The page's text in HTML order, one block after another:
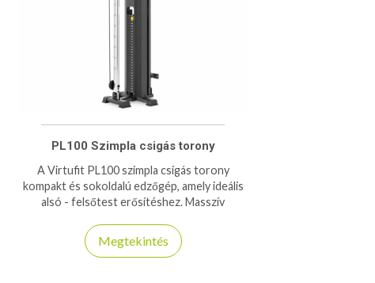
PL100 Szimpla csigás torony
A Virtufit PL100 szimpla csigás torony
kompakt és sokoldalú edzőgép, amely ideális
alsó - felsőtest erősítéshez. Masszív
Megtekintés